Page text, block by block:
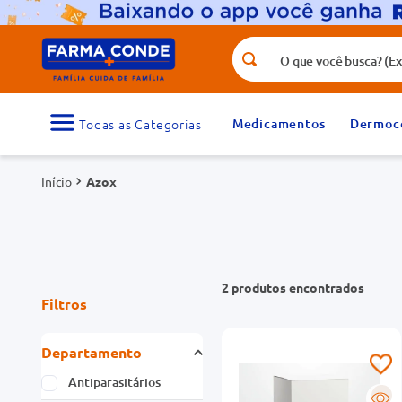
O que você busca? (Ex.: vitamina,
Medicamentos
Azox
Filtros
Departamento
Antiparasitários
2 produtos
R
Termos mais buscados
1
medicamento